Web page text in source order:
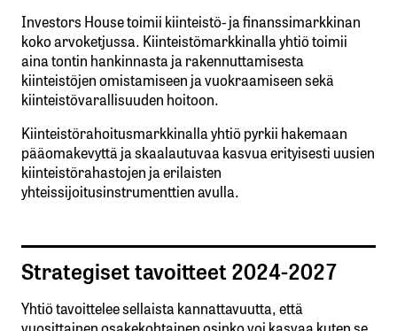
Investors House toimii kiinteistö- ja finanssimarkkinan
koko arvoketjussa. Kiinteistömarkkinalla yhtiö toimii
aina tontin hankinnasta ja rakennuttamisesta
kiinteistöjen omistamiseen ja vuokraamiseen sekä
kiinteistövarallisuuden hoitoon.
Kiinteistörahoitusmarkkinalla yhtiö pyrkii hakemaan
pääomakevyttä ja skaalautuvaa kasvua erityisesti uusien
kiinteistörahastojen ja erilaisten
yhteissijoitusinstrumenttien avulla.
Strategiset tavoitteet 2024-2027
Yhtiö tavoittelee sellaista kannattavuutta, että